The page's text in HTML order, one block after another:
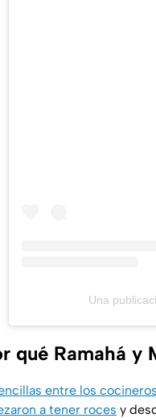
Una
qué Ramahá y
entre los
a tener roces y